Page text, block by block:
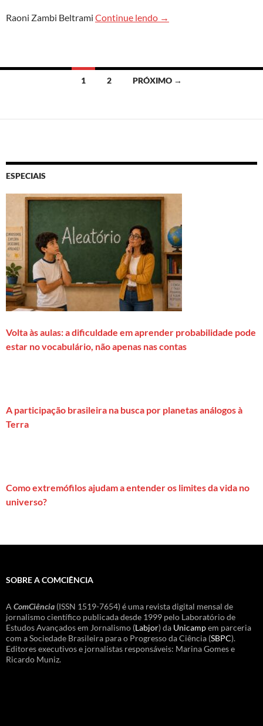
Raoni Zambi Beltrami Continue lendo Movimento negro tem
→
posts
1 2 PRÓXIMO →
ESPECIAIS
Volta às aulas: a dificuldade em aprender probabilidade pode
estar no vocabulário, não apenas nas contas
A participação brasileira na busca por planetas análogos à
Terra
Como extremófilos ajudam a entender os limites da vida no
universo?
SOBRE A COMCIÊNCIA
A ComCiência (ISSN 1519-7654) é uma revista digital mensal de
jornalismo científico publicada desde 1999 pelo Laboratório de
Estudos Avançados em Jornalismo (Labjor) da Unicampem parceria
com a Sociedade Brasileira para o Progresso da Ciência (SBPC).
Editores executivos e jornalistas responsáveis: Marina Gomes e
Ricardo Muniz.